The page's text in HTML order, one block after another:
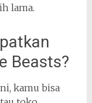
lama.
Beasts?
kamu bisa